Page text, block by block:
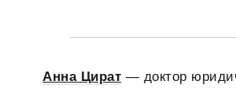
Анна Цират — доктор